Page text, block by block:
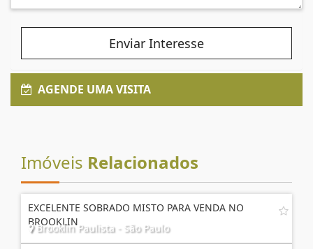
Enviar Interesse
AGENDE UMA VISITA
Imóveis Relacionados
EXCELENTE SOBRADO MISTO PARA VENDA NO
BROOKLIN
Brooklin Paulista - São Paulo